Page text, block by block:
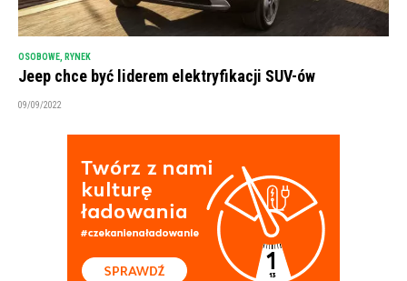
OSOBOWE RYNEK
Jeep chce być liderem elektryfikacji SUV-ów
09/09/2022